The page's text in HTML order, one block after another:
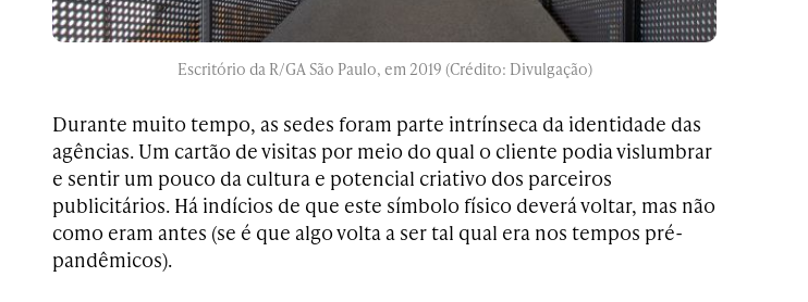
Escritório da R/GA São Paulo, em 2019 (Crédito: Divulgação)
Durante muito tempo, as sedes foram parte intrínseca da identidade das
agências. Um cartão de visitas por meio do qual o cliente podia vislumbrar
e sentir um pouco da cultura e potencial criativo dos parceiros
publicitários. Há indícios de que este símbolo físico deverá voltar, mas não
como eram antes (se é que algo volta a ser tal qual era nos tempos pré-
pandêmicos).